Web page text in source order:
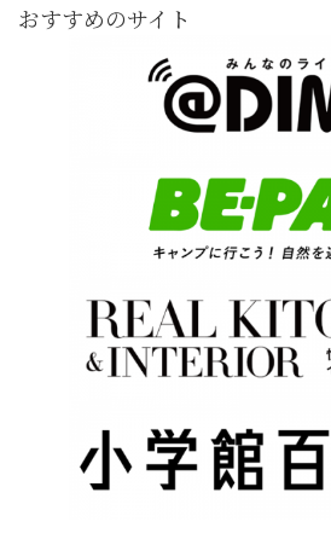
おすすめのサイト